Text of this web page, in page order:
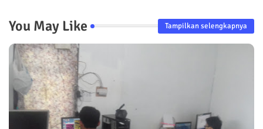
You May Like Tampilkan selengkapnya